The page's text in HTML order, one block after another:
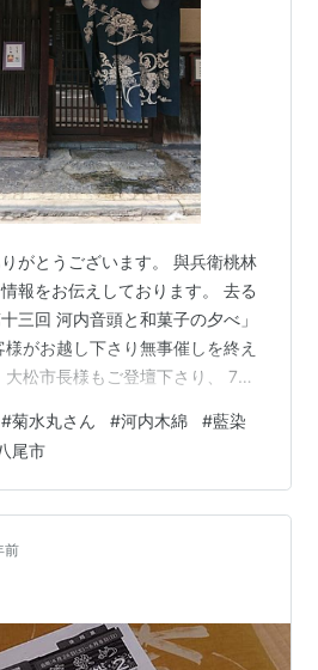
がとうございます。 與兵衛桃林
報をお伝えしております。 去る
三回 河内音頭と和菓子の夕べ」
がお越し下さり無事催しを終え
松市長様もご登壇下さり、 7月
枝豆のお話などで和やかに幕が
ぐれ」「九代目横綱」の二題を
場は手拍子、掛け声、拍手喝
せで元気が沸いてくるような熱
暑いなか熱演下さいました河内
さん…
#菊水丸さん #河内木綿 #藍染
尾市
前